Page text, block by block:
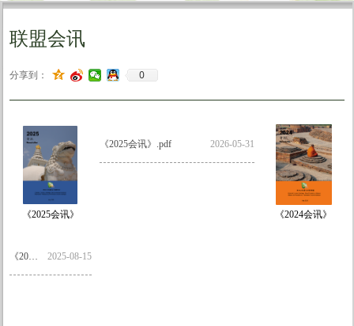
联盟会讯
分享到： 0
《2025会讯》
2026-05-31
《2025会讯》.pdf
《2024会讯》
2025-08-15
《2024会讯》.pdf